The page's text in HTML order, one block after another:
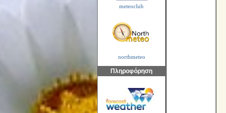
meteoclub
northmeteo
Πληροφόρηση